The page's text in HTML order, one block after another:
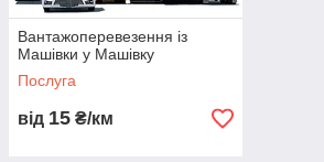
Вантажоперевезення із
Машівки у Машівку
Послуга
від 15 ₴/км